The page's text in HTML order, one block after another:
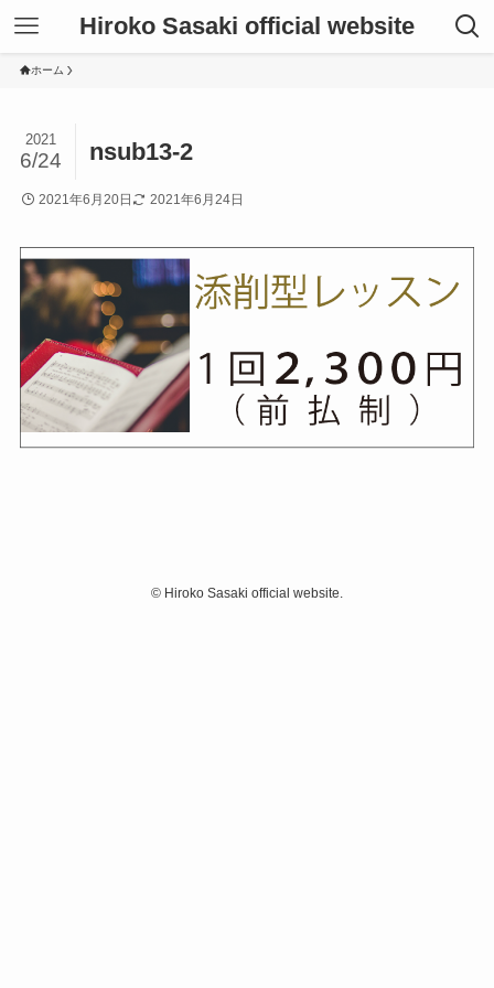
Hiroko Sasaki official website
ホーム
nsub13-2
2021
6/24
2021年6月20日 2021年6月24日
© Hiroko Sasaki official website.